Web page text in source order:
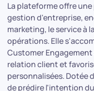
La plateforme offre
gestion d'entreprise,
marketing, le service à
opérations. Elle
Customer
relation client et
personnalisées.
de prédire l'intention